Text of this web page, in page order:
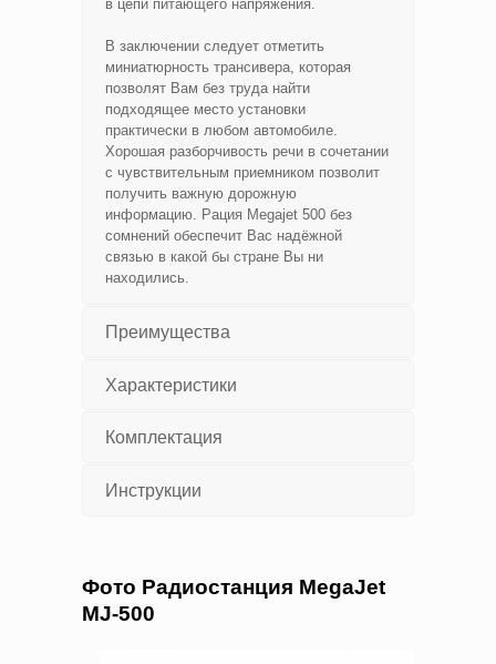
в цепи питающего напряжения.
В заключении следует отметить
миниатюрность трансивера, которая
позволят Вам без труда найти
подходящее место установки
практически в любом автомобиле.
Хорошая разборчивость речи в сочетании
с чувствительным приемником позволит
получить важную дорожную
информацию. Рация Megajet 500 без
сомнений обеспечит Вас надёжной
связью в какой бы стране Вы ни
находились.
Преимущества
Характеристики
Комплектация
Инструкции
Фото Радиостанция MegaJet
MJ-500